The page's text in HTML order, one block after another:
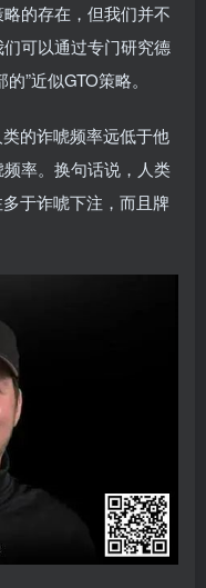
的存在，但我们并不
可以通过专门研究德
”近似GTO策略。
的诈唬频率远低于他
率。换句话说，人类
于诈唬下注，而且牌